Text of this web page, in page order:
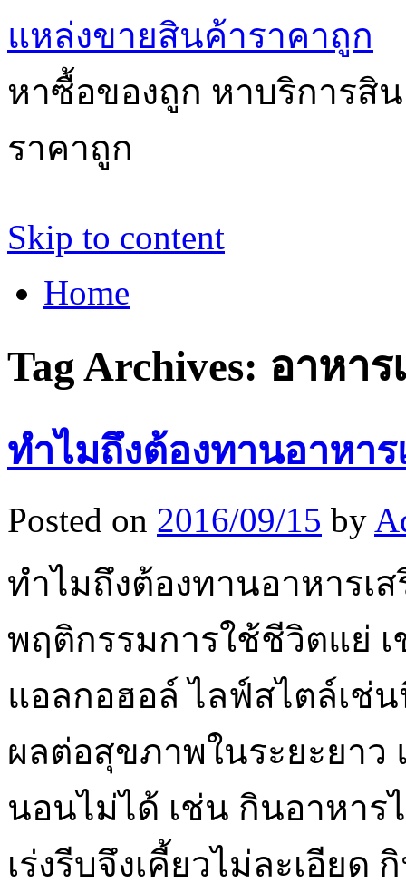
แหล่งขายสินค้าราคาถูก
หาซื้อของถูก หาบริการสิ
ราคาถูก
Skip to content
Home
Tag Archives: อาหาร
ทำไมถึงต้องทานอาหา
Posted on 2016/09/15 by
ทำไมถึงต้องทานอาหารเ
พฤติกรรมการใช้ชีวิตแย่
แอลกอฮอล์ ไลฟ์สไตล์เช่
ผลต่อสุขภาพในระยะยาว
นอนไม่ได้ เช่น กินอาหาร
เร่งรีบจึงเคี้ยวไม่ละเอียด